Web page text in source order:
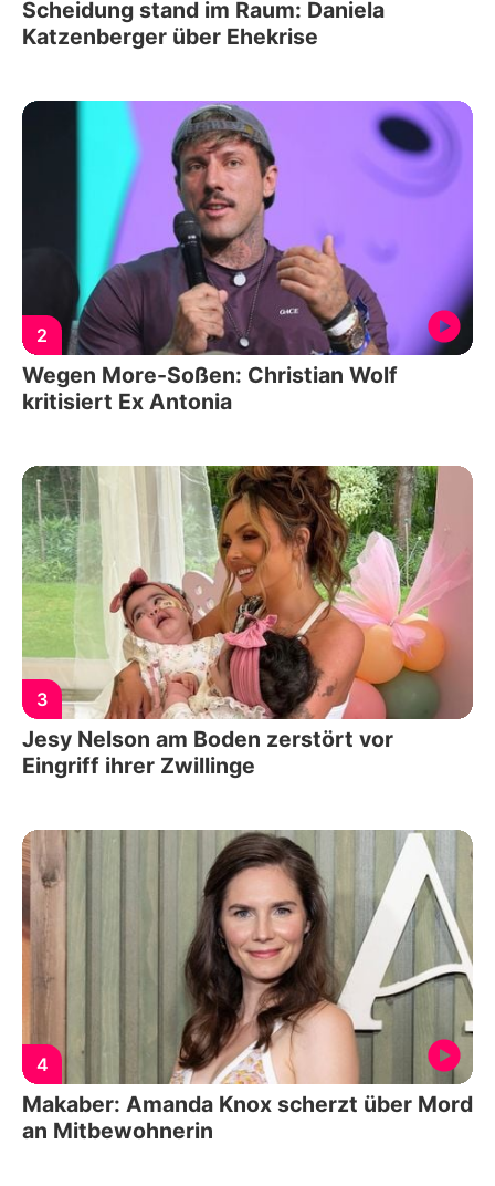
Scheidung stand im Raum: Daniela
Katzenberger über Ehekrise
2
Wegen More-Soßen: Christian Wolf
kritisiert Ex Antonia
3
Jesy Nelson am Boden zerstört vor
Eingriff ihrer Zwillinge
4
Makaber: Amanda Knox scherzt über Mord
an Mitbewohnerin